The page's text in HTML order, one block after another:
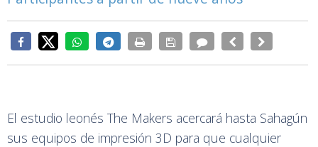
El estudio leonés The Makers acercará hasta Sahagún
sus equipos de impresión 3D para que cualquier